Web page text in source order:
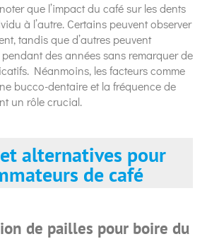
que l’impact du café sur les dents
à l’autre. Certains peuvent observer
tandis que d’autres peuvent
des années sans remarquer de
Néanmoins, les facteurs comme
bucco-dentaire et la fréquence de
un rôle crucial.
alternatives pour
de café
de pailles pour boire du